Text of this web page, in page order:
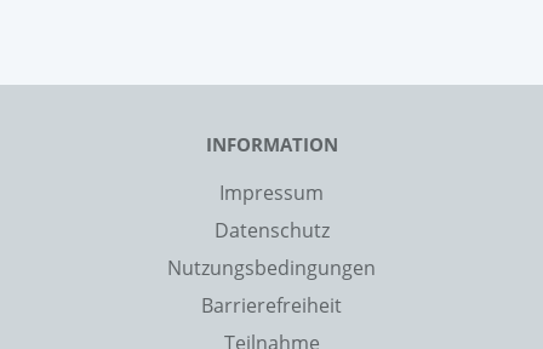
INFORMATION
Impressum
Datenschutz
Nutzungsbedingungen
Barrierefreiheit
Teilnahme